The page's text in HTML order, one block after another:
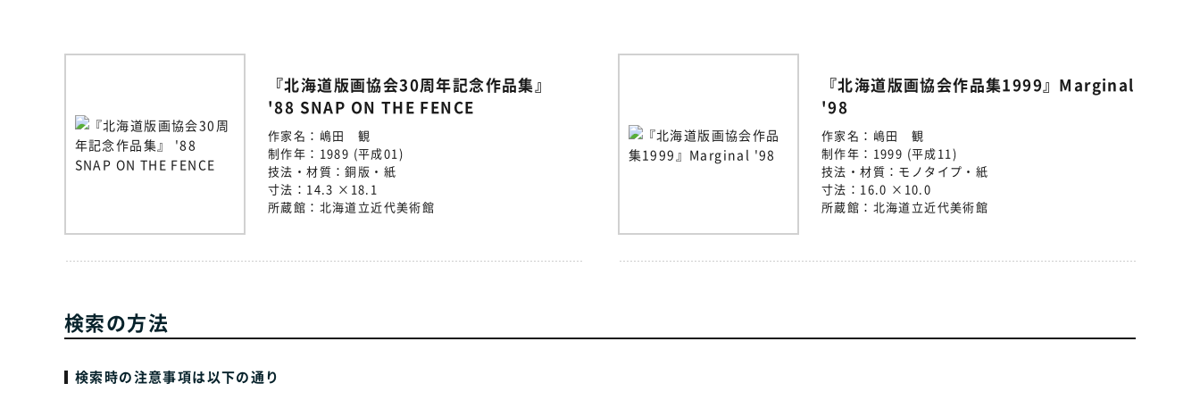
『北海道版画協会30周年記念作品集』
'88 SNAP ON THE FENCE
作家名： 嶋田 観
制作年： 1989 (平成01)
技法・材質：銅版・紙
寸法： 14.3 ×18.1
所蔵館： 北海道立近代美術館
『北海道版画協会作品集1999』Marginal
'98
作家名： 嶋田 観
制作年： 1999 (平成11)
技法・材質： モノタイプ・紙
寸法： 16.0 ×10.0
所蔵館： 北海道立近代美術館
検索の方法
検索時の注意事項は以下の通り